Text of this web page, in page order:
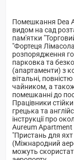
Помешкання Dea
видом на сад
пам'ятки
"Фортеця
розпорядження
парковка та
(апартаменти) з
вітальнi,
чайником, а
помешканні до
Працівники
грецька та
інструкції про
Aureum Apartment
"Пристань для яхт
(Міжнародний
можуть